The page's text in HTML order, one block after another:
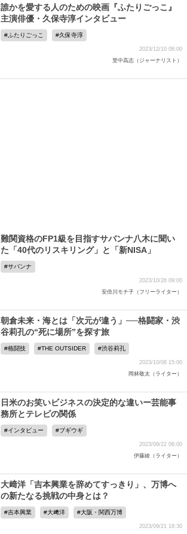
誰かを愛する人のための映画『ふたりごっこ』
主演俳優・久保寺淳インタビュー
ふたりごっこ 久保寺淳
2023/12/10 08:00
里中高志（ジャーナリスト）
難関資格のFP1級を目指すサバンナ八木に聞い
た「40代のリスキリング」と「新NISA」
サバンナ
2023/10/26 09:00
安倍川モチ子（フリーライター）
朝倉未来・海とは「次元が違う」──格闘家・渋
谷莉孔の“死に場所”を探す旅
格闘技 THE OUTSIDER 渋谷莉孔
2023/10/08 15:00
岡林敬太（ライター）
日米のお笑いビジネスの決定的な違いー芸能事
務所とテレビの関係
インタビュー ブギウギ
2023/09/22 06:00
伊藤綾（ライター）
大﨑洋「吉本興業を辞めてすっきり」、万博へ
の新たなる挑戦の中身とは？
吉本興業 大﨑洋 大阪・関西万博
2023/09/21 18:30